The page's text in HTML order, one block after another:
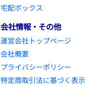
宅配ボックス
会社情報・その他
運営会社トップページ
会社概要
プライバシーポリシー
特定商取引法に基づく表示